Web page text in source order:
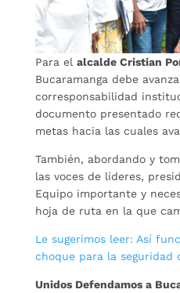
Para el alcalde Cristian
Bucaramanga debe
corresponsabilidad
documento presentado
metas hacia las cuales
También, abordando y
las voces de líderes,
Equipo importante y
hoja de ruta en la que
Le sugerimos leer: Así
choque para la seguridad
Unidos Defendamos a